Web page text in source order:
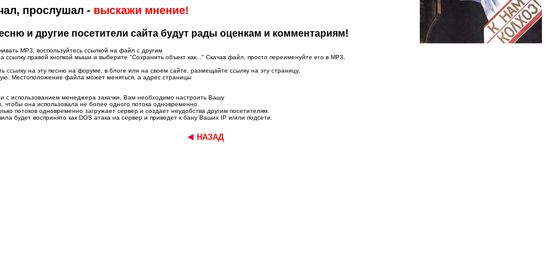
прослушал - выскажи мнение!
и другие посетители сайта будут рады оценкам и комментариям!
MP3, воспользуйтесь ссылкой на файл с другим
правой кнопкой мыши и выберите "Сохранить объект как..." Скачав файл, просто переименуйте его в MP3.
ссылку на эту песню на форуме, в блоге или на своем сайте, размещайте ссылку на эту страницу,
Местоположение файла может меняться, а адрес страницы
с использованием менеджера закачки, Вам необходимо настроить Вашу
чтобы она использовала не более одного потока одновременно.
потоков одновременно загружает сервер и создает неудобства другим посетителям.
будет воспринято как DOS атака на сервер и приведет к бану Ваших IP и/или подсети.
НАЗАД